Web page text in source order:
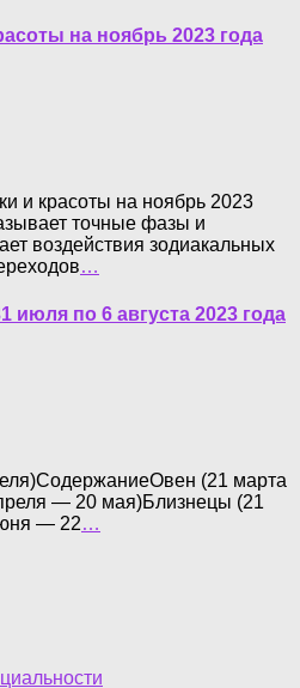
на ноябрь 2023 года
и красоты на ноябрь 2023
точные фазы и
воздействия зодиакальных
…
июля по 6 августа 2023 года
(21 марта
— 20 мая)Близнецы (21
— 22…